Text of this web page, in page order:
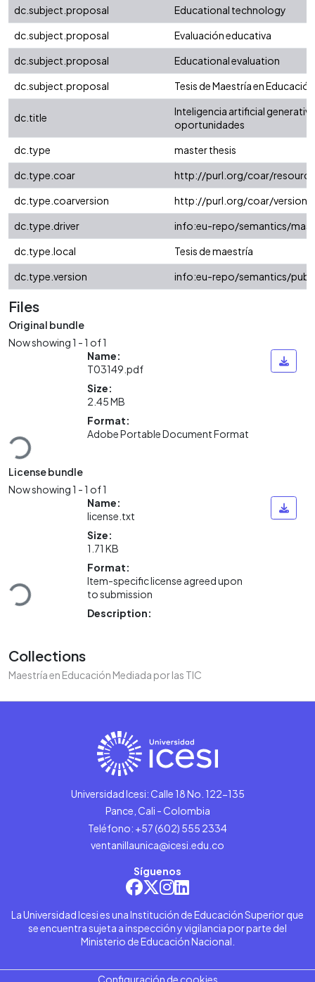
dc.subject.proposal
Educational technology
dc.subject.proposal
Evaluación educativa
dc.subject.proposal
Educational evaluation
dc.subject.proposal
Tesis de Maestría en
dc.title
Inteligencia artificial
oportunidades
dc.type
master thesis
dc.type.coar
http://purl.org/coar/
dc.type.coarversion
http://purl.org/coar/
dc.type.driver
info:eu-repo/semantics/
dc.type.local
Tesis de maestría
dc.type.version
info:eu-repo/semantics/
Files
Original bundle
Now showing1 - 1 of 1
Loading...
Name:
T03149.pdf
Size:
2.45 MB
Format:
Adobe Portable Document Format
License bundle
Now showing1 - 1 of 1
Loading...
Name:
license.txt
Size:
1.71 KB
Format:
Item-specific license agreed upon
to submission
Description:
Collections
Maestría en Educación Mediada por las TIC
Universidad Icesi: Calle 18 No. 122-135
Pance, Cali - Colombia
Teléfono: +57 (602) 555 2334
ventanillaunica@icesi.edu.co
Síguenos
La Universidad Icesi es una Institución de Educación Superior que
se encuentra sujeta a inspección y vigilancia por parte del
Ministerio de Educación Nacional.
Configuración de cookies